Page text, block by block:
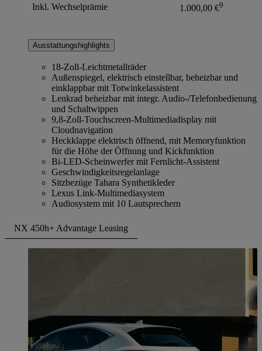
Inkl. Wechselprämie 1.000,00 €9
Ausstattungshighlights
18-Zoll-Leichtmetallräder
Außenspiegel, elektrisch einstellbar, beheizbar und
einklappbar mit Totwinkelassistent
Lenkrad beheizbar mit integr. Audio-/Telefonbedienung
und Schaltwippen
9,8-Zoll-Touchscreen-Multimediadisplay mit
Cloudnavigation
Heckklappe elektrisch öffnend, mit Memoryfunktion
für die Höhe der Öffnung und Kickfunktion
Bi-LED-Scheinwerfer mit Fernlicht-Assistent
Geschwindigkeitsregelanlage
Sitzbezüge Tahara Synthetikleder
Lexus Link-Multimediasystem
Audiosystem mit 10 Lautsprechern
NX 450h+ Advantage Leasing